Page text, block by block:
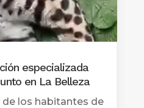
especializada
en La Belleza
de los habitantes de